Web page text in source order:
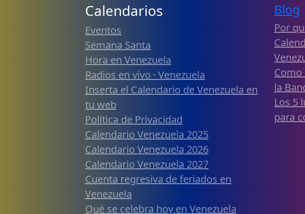
Calendarios
Eventos
Semana Santa
Hora en Venezuela
Radios en vivo · Venezuela
Inserta el Calendario de Venezuela en
tu web
Política de Privacidad
Calendario Venezuela 2025
Calendario Venezuela 2026
Calendario Venezuela 2027
Cuenta regresiva de feriados en
Venezuela
Qué se celebra hoy en Venezuela
Blog
Por
Como
la
Los 5
para